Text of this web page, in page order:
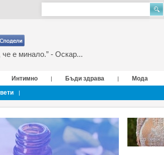
е минало.” - Оскар...
Интимно | Бъди здрава |
Мода
|